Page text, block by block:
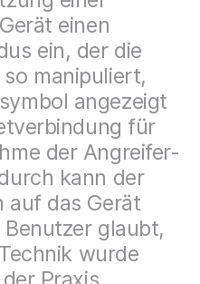
einen
ein, der die
manipuliert,
angezeigt
für
der Angreifer-
kann der
auf das Gerät
glaubt,
wurde